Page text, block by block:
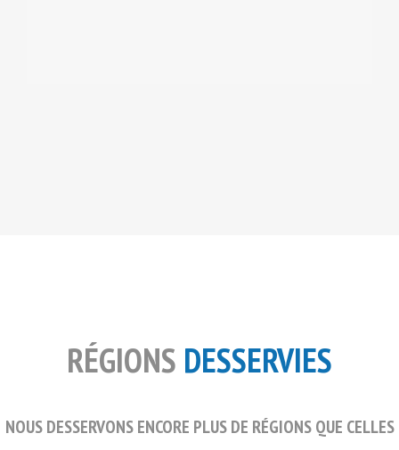
RÉGIONS DESSERVIES
NOUS DESSERVONS ENCORE PLUS DE RÉGIONS QUE CELLES